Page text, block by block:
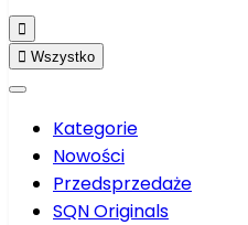

 Wszystko
Kategorie
Nowości
Przedsprzedaże
SQN Originals